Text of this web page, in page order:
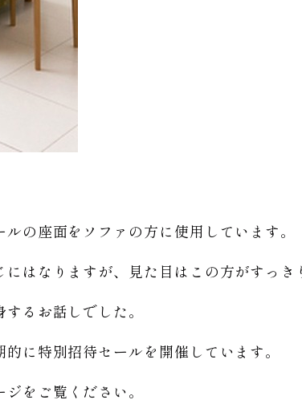
の座面をソファの方に使用しています。
はなりますが、見た目はこの方がすっき
るお話しでした。
に特別招待セールを開催しています。
をご覧ください。